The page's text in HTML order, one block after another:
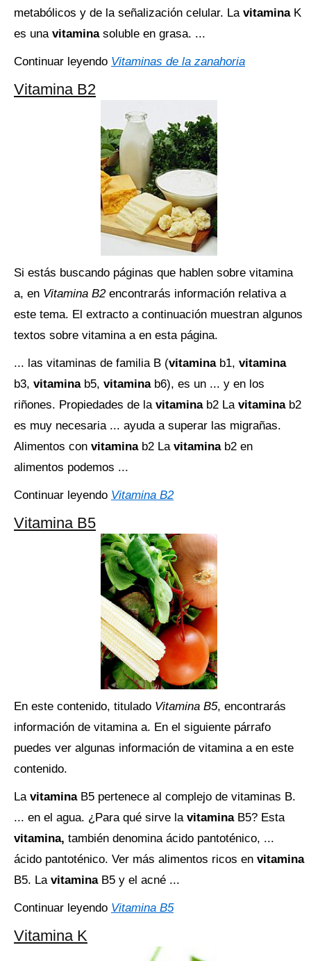
metabólicos y de la señalización celular. La vitamina K
es una vitamina soluble en grasa. ...
Continuar leyendo Vitaminas de la zanahoria
Vitamina B2
Si estás buscando páginas que hablen sobre vitamina
a, en Vitamina B2encontrarás información relativa a
este tema. El extracto a continuación muestran algunos
textos sobre vitamina a en esta página.
... las vitaminas de familia B (vitamina b1, vitamina
b3, vitamina b5, vitamina b6), es un ... y en los
riñones. Propiedades de la vitamina b2 La vitamina b2
es muy necesaria ... ayuda a superar las migrañas.
Alimentos con vitamina b2 La vitamina b2 en
alimentos podemos ...
Continuar leyendo Vitamina B2
Vitamina B5
En este contenido, titulado Vitamina B5, encontrarás
información de vitamina a. En el siguiente párrafo
puedes ver algunas información de vitamina a en este
contenido.
La vitamina B5 pertenece al complejo de vitaminas B.
... en el agua. ¿Para qué sirve la vitamina B5? Esta
vitamina, también denomina ácido pantoténico, ...
ácido pantoténico. Ver más alimentos ricos en vitamina
B5. La vitamina B5 y el acné ...
Continuar leyendo Vitamina B5
Vitamina K